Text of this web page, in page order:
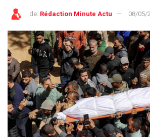
de: Rédaction Minute Actu 08/05/